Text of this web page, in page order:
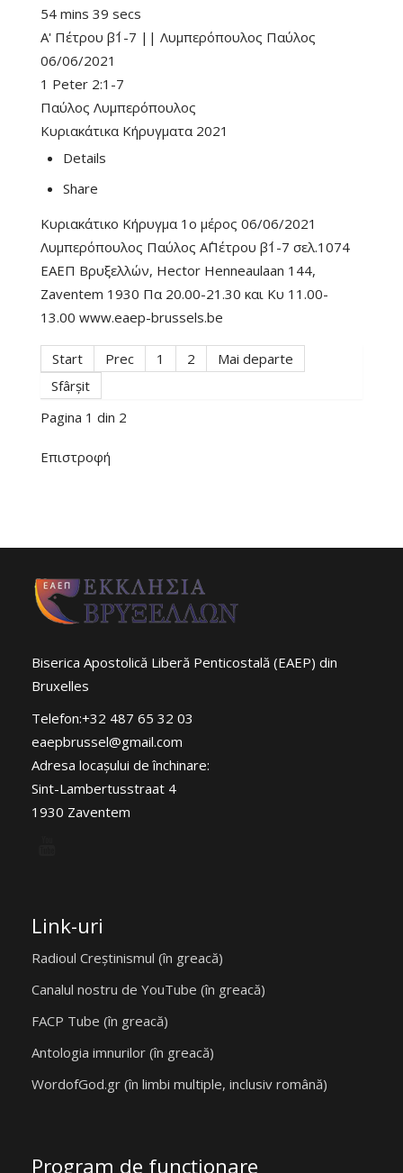
54 mins 39 secs
Α' Πέτρου β΄1-7 || Λυμπερόπουλος Παύλος
06/06/2021
1 Peter 2:1-7
Παύλος Λυμπερόπουλος
Κυριακάτικα Κήρυγματα 2021
Details
Share
Κυριακάτικο Κήρυγμα 1ο μέρος 06/06/2021
Λυμπερόπουλος Παύλος Α΄Πέτρου β΄1-7 σελ.1074
ΕΑΕΠ Βρυξελλών, Hector Henneaulaan 144,
Zaventem 1930 Πα 20.00-21.30 και Κυ 11.00-
13.00 www.eaep-brussels.be
Start Prec 1 2
Mai departe
Sfârșit
Pagina 1 din 2
Επιστροφή
Biserica Apostolică Liberă Penticostală (EAEP) din
Bruxelles
Telefon:+32 487 65 32 03
eaepbrussel@gmail.com
Adresa locaşului de închinare:
Sint-Lambertusstraat 4
1930 Zaventem
Link-uri
Radioul Creștinismul (în greacă)
Canalul nostru de YouTube (în greacă)
FACP Tube (în greacă)
Antologia imnurilor (în greacă)
WordofGod.gr (în limbi multiple, inclusiv română)
Program de funcţionare